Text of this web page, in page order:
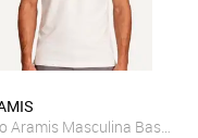
Aramis Masculina Basic